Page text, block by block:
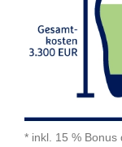
* inkl. 15 %